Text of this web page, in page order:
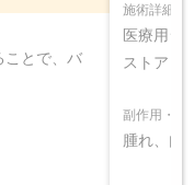
ことで、バ
施術詳細
医療用シ
ストアッ
副作用・リ
腫れ、内